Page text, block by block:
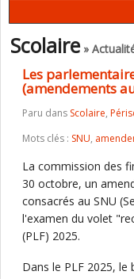
Scolaire»
Les
(amendements
Paru dans Scolaire,
Mots clés : SNU,
La commission des
30 octobre, un
consacrés au SNU
l'examen du volet
(PLF) 2025.
Dans le PLF 2025, le